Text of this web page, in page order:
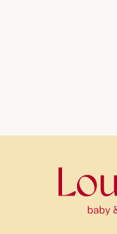
Naamlabel aan de
Uniek & persoonlijk: